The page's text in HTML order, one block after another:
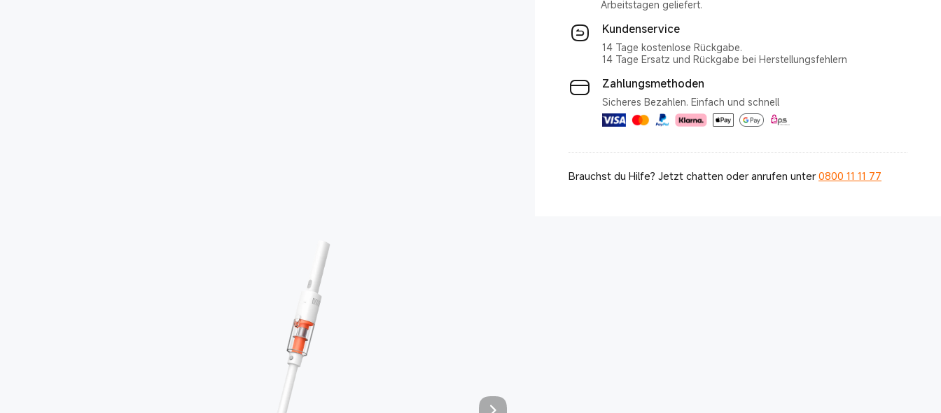
Kundenservice
14 Tage kostenlose Rückgabe.
14 Tage Ersatz und Rückgabe bei Herstellungsfehlern
Zahlungsmethoden
Sicheres Bezahlen. Einfach und schnell
Brauchst du Hilfe? Jetzt chatten oder anrufen unter0800 11 11 77